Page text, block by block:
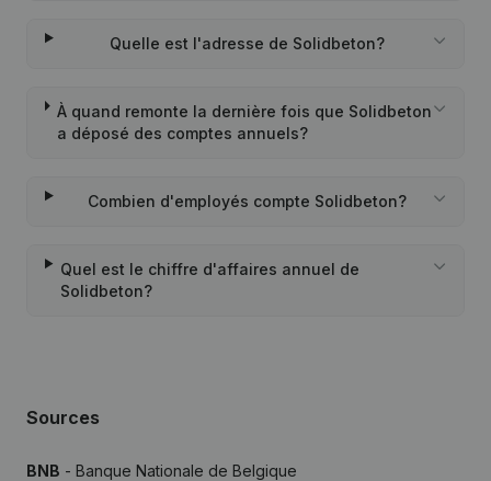
Quelle est l'adresse de Solidbeton?
À quand remonte la dernière fois que Solidbeton
a déposé des comptes annuels?
Combien d'employés compte Solidbeton?
Quel est le chiffre d'affaires annuel de
Solidbeton?
Sources
BNB - Banque Nationale de Belgique